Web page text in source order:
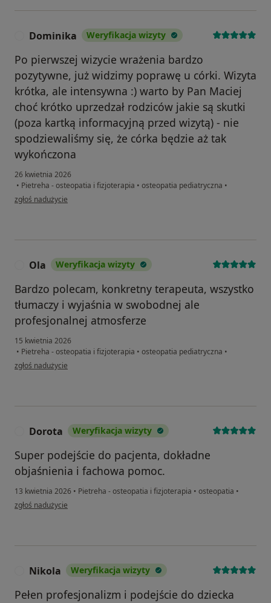
Dominika Weryfikacja wizyty
Po pierwszej wizycie wrażenia bardzo
pozytywne, już widzimy poprawę u córki. Wizyta
krótka, ale intensywna :) warto by Pan Maciej
choć krótko uprzedzał rodziców jakie są skutki
(poza kartką informacyjną przed wizytą) - nie
spodziewaliśmy się, że córka będzie aż tak
wykończona
26 kwietnia 2026
• Pietreha - osteopatia i fizjoterapia • osteopatia pediatryczna •
w opinii użytkownika Dominika
zgłoś nadużycie
Ola Weryfikacja wizyty
Bardzo polecam, konkretny terapeuta, wszystko
tłumaczy i wyjaśnia w swobodnej ale
profesjonalnej atmosferze
15 kwietnia 2026
• Pietreha - osteopatia i fizjoterapia • osteopatia pediatryczna •
w opinii użytkownika Ola
zgłoś nadużycie
Dorota Weryfikacja wizyty
Super podejście do pacjenta, dokładne
objaśnienia i fachowa pomoc.
13 kwietnia 2026 • Pietreha - osteopatia i fizjoterapia • osteopatia •
w opinii użytkownika Dorota
zgłoś nadużycie
Nikola Weryfikacja wizyty
Pełen profesjonalizm i podejście do dziecka